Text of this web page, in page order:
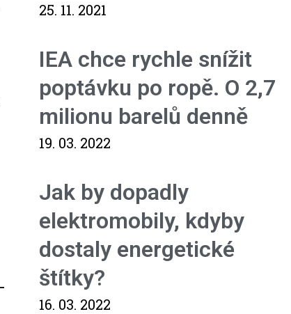
25. 11. 2021
IEA chce rychle snížit
poptávku po ropě. O 2,7
milionu barelů denně
19. 03. 2022
Jak by dopadly
elektromobily, kdyby
dostaly energetické
štítky?
16. 03. 2022